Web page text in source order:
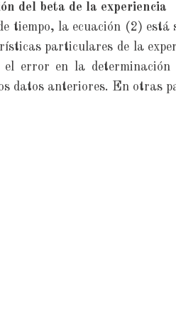
del beta de la experiencia
tiempo, la ecuación (2)
particulares de la
error en la determinación
datos anteriores. En otras